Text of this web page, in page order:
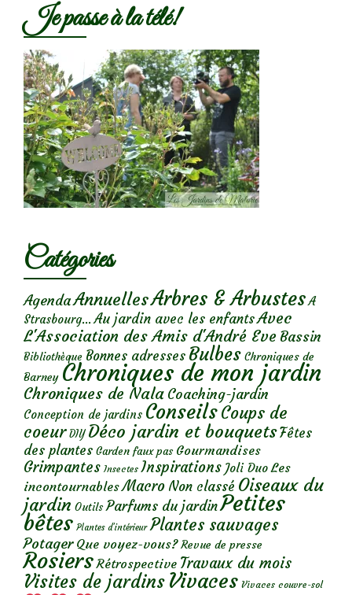
Je passe à la télé!
Catégories
AgendaAnnuellesArbres & Arbustes A
Strasbourg... Au jardin avec les enfantsAvec
L'Association des Amis d'André Eve Bassin
Bibliothèque Bonnes adresses Bulbes Chroniques de
Barney Chroniques de mon jardin
Chroniques de Nala Coaching-jardin
Conception de jardins ConseilsCoups de
coeur DIY Déco jardin et bouquetsFêtes
des plantes Garden faux pas Gourmandises
Grimpantes Insectes Inspirations Joli Duo Les
incontournables Macro Non classé Oiseaux du
jardin Outils Parfums du jardinPetites
bêtes Plantes d’intérieur Plantes sauvages
Potager Que voyez-vous? Revue de presse
Rosiers Rétrospective Travaux du mois
Visites de jardins Vivaces Vivaces couvre-sol